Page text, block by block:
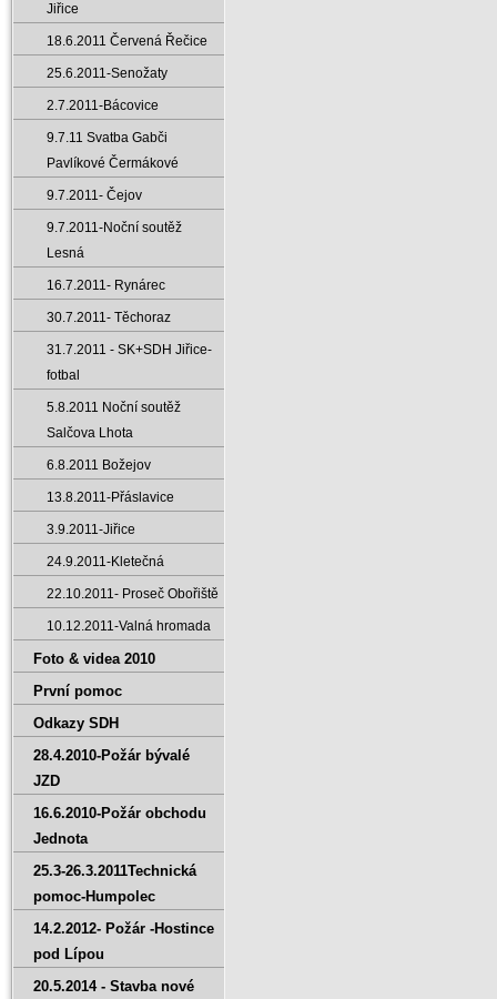
Jiřice
18.6.2011 Červená Řečice
25.6.2011-Senožaty
2.7.2011-Bácovice
9.7.11 Svatba Gabči
Pavlíkové Čermákové
9.7.2011- Čejov
9.7.2011-Noční soutěž
Lesná
16.7.2011- Rynárec
30.7.2011- Těchoraz
31.7.2011 - SK+SDH Jiřice-
fotbal
5.8.2011 Noční soutěž
Salčova Lhota
6.8.2011 Božejov
13.8.2011-Přáslavice
3.9.2011-Jiřice
24.9.2011-Kletečná
22.10.2011- Proseč Obořiště
10.12.2011-Valná hromada
Foto & videa 2010
První pomoc
Odkazy SDH
28.4.2010-Požár bývalé
JZD
16.6.2010-Požár obchodu
Jednota
25.3-26.3.2011Technická
pomoc-Humpolec
14.2.2012- Požár -Hostince
pod Lípou
20.5.2014 - Stavba nové